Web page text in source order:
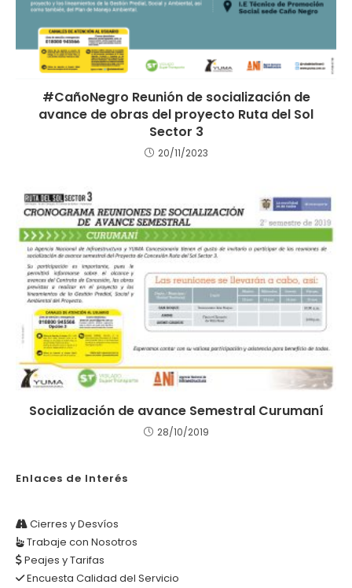
#CañoNegro Reunión de socialización de
avance de obras del proyecto Ruta del Sol
Sector 3
20/11/2023
Socialización de avance Semestral Curumaní
28/10/2019
Enlaces de Interés
Cierres y Desvíos
Trabaje con Nosotros
Peajes y Tarifas
Encuesta Calidad del Servicio